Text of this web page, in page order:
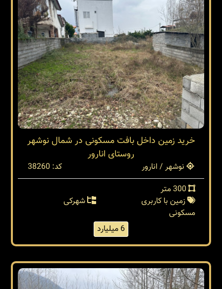
خرید زمین داخل بافت مسکونی در شمال نوشهر
روستای انارور
نوشهر / انارور
کد: 38260
زمین با کاربری
مسکونی
شهرکی
6 میلیارد